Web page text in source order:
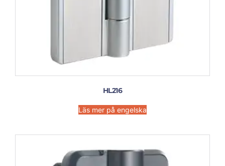
HL216
Läs mer på engelska